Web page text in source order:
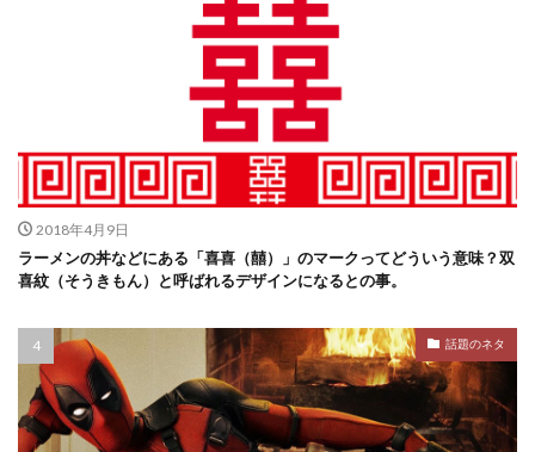
2018年4月9日
ラーメンの丼などにある「喜喜（囍）」のマークってどういう意味？双
喜紋（そうきもん）と呼ばれるデザインになるとの事。
話題のネタ